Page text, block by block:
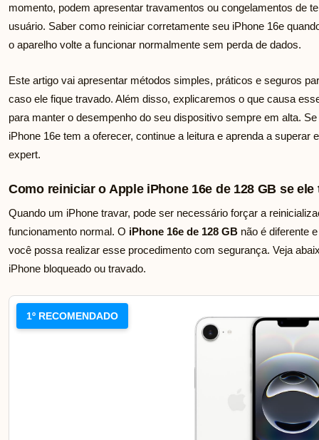
momento, podem apresentar travamentos ou congelamentos de
usuário. Saber como reiniciar corretamente seu iPhone 16e
o aparelho volte a funcionar normalmente sem perda de dados.
Este artigo vai apresentar métodos simples, práticos e seguros
caso ele fique travado. Além disso, explicaremos o que causa
para manter o desempenho do seu dispositivo sempre em alta.
iPhone 16e tem a oferecer, continue a leitura e aprenda a superar
expert.
Como reiniciar o Apple iPhone 16e de 128 GB se ele
Quando um iPhone travar, pode ser necessário forçar a
funcionamento normal. O iPhone 16e de 128 GB não é diferente
você possa realizar esse procedimento com segurança. Veja
iPhone bloqueado ou travado.
1º RECOMENDADO